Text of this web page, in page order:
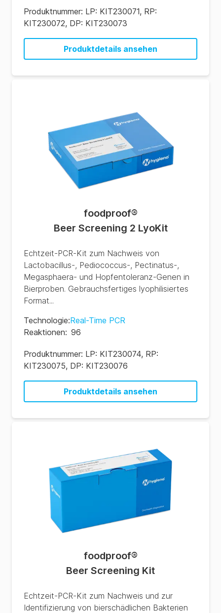
Produktnummer: LP: KIT230071, RP:
KIT230072, DP: KIT230073
Produktdetails ansehen
foodproof®
Beer Screening 2 LyoKit
Echtzeit-PCR-Kit zum Nachweis von
Lactobacillus-, Pediococcus-, Pectinatus-,
Megasphaera- und Hopfentoleranz-Genen in
Bierproben. Gebrauchsfertiges lyophilisiertes
Format...
Technologie:Real-Time PCR
Reaktionen: 96
Produktnummer: LP: KIT230074, RP:
KIT230075, DP: KIT230076
Produktdetails ansehen
foodproof®
Beer Screening Kit
Echtzeit-PCR-Kit zum Nachweis und zur
Identifizierung von bierschädlichen Bakterien